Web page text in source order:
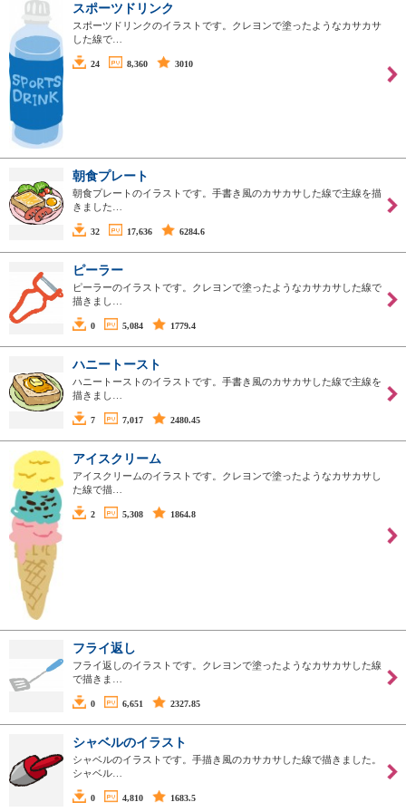
スポーツドリンク
スポーツドリンクのイラストです。クレヨンで塗ったようなカサカサ
した線で…
24 8,360 3010
朝食プレート
朝食プレートのイラストです。手書き風のカサカサした線で主線を描
きました…
32 17,636 6284.6
ピーラー
ピーラーのイラストです。クレヨンで塗ったようなカサカサした線で
描きまし…
0 5,084 1779.4
ハニートースト
ハニートーストのイラストです。手書き風のカサカサした線で主線を
描きまし…
7 7,017 2480.45
アイスクリーム
アイスクリームのイラストです。クレヨンで塗ったようなカサカサし
た線で描…
2 5,308 1864.8
フライ返し
フライ返しのイラストです。クレヨンで塗ったようなカサカサした線
で描きま…
0 6,651 2327.85
シャベルのイラスト
シャベルのイラストです。手描き風のカサカサした線で描きました。
シャベル…
0 4,810 1683.5